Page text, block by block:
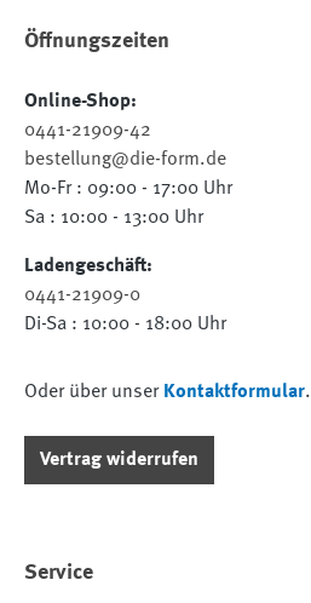
Öffnungszeiten
Online-Shop:
0441-21909-42
bestellung@die-form.de
Mo-Fr : 09:00 - 17:00 Uhr
Sa : 10:00 - 13:00 Uhr
Ladengeschäft:
0441-21909-0
Di-Sa : 10:00 - 18:00 Uhr
Oder über unser Kontaktformular.
Vertrag widerrufen
Service